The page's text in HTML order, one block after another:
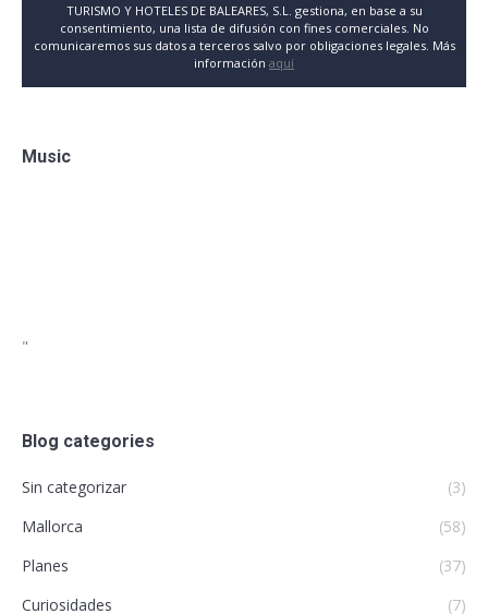
TURISMO Y HOTELES DE BALEARES, S.L. gestiona, en base a su
consentimiento, una lista de difusión con fines comerciales. No
comunicaremos sus datos a terceros salvo por obligaciones legales. Más
información aquí
Music
"
Blog categories
Sin categorizar
(3)
Mallorca
(58)
Planes
(37)
Curiosidades
(7)